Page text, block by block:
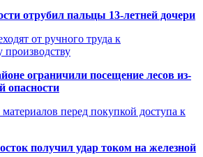
отрубил пальцы 13-летней дочери
от ручного труда к
производству
ограничили посещение лесов из-
опасности
перед покупкой доступа к
получил удар током на железной